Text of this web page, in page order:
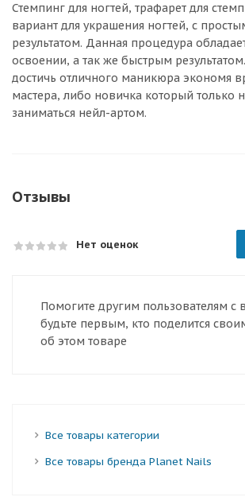
Стемпинг для ногтей, трафарет для
вариант для украшения ногтей, с
результатом. Данная процедура
освоении, а так же быстрым
достичь отличного маникюра экономя
мастера, либо новичка который только
заниматься нейл-артом.
Отзывы
Нет оценок
Помогите другим пользователям с
будьте первым, кто поделится
об этом товаре
Все товары категории
Все товары бренда Planet Nails